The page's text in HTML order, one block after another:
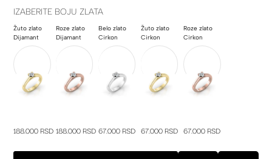
gallery
IZABERITE BOJU ZLATA
Žuto zlato
Dijamant
188.000 RSD
Roze zlato
Dijamant
188.000 RSD
Belo zlato
Cirkon
67.000 RSD
Žuto zlato
Cirkon
67.000 RSD
Roze zlato
Cirkon
67.000 RSD